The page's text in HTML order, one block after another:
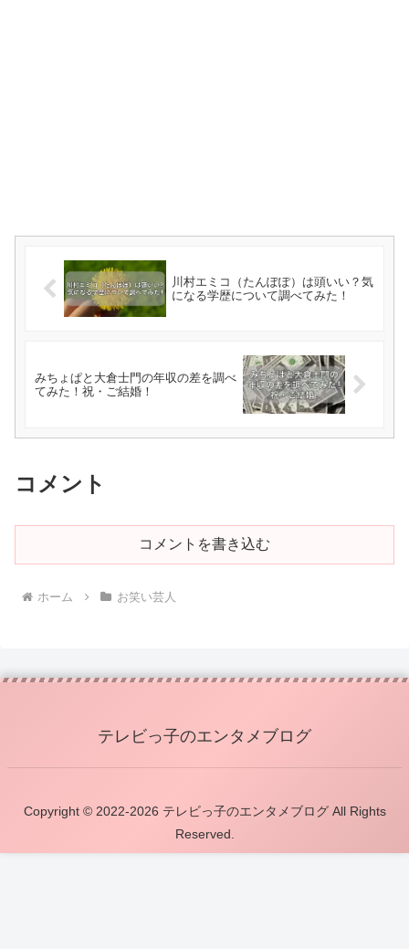
川村エミコ（たんぽぽ）は頭いい？気
になる学歴について調べてみた！
みちょぱと大倉士門の年収の差を調べ
てみた！祝・ご結婚！
コメント
コメントを書き込む
ホーム お笑い芸人
テレビっ子のエンタメブログ
Copyright © 2022-2026 テレビっ子のエンタメブログ All Rights
Reserved.